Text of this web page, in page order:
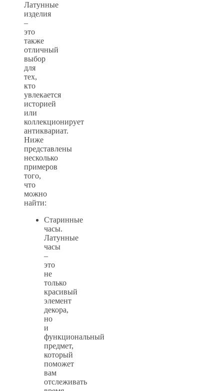
Латунные
изделия
–
это
также
отличный
выбор
для
тех,
кто
увлекается
историей
или
коллекционирует
антиквариат.
Ниже
представлены
несколько
примеров
того,
что
можно
найти:
Старинные
часы.
Латунные
часы
–
это
не
только
красивый
элемент
декора,
но
и
функциональный
предмет,
который
поможет
вам
отслеживать